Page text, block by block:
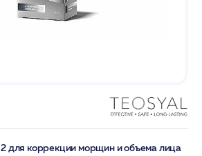
для коррекции морщин и объема лица